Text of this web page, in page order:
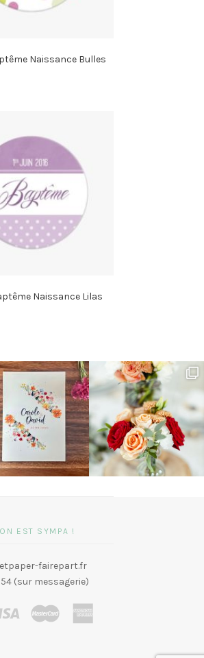
Naissance Bulles
Naissance Lilas
EST SYMPA !
fairepart.fr
(sur messagerie)